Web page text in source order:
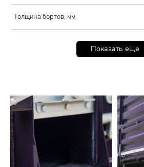
Толщина бортов, мм
Показать еще